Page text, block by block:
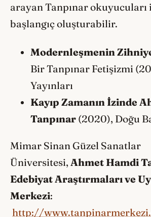
arayan Tanpınar
başlangıç oluşturabilir.
Modernleşmenin
Bir Tanpınar Fetişizmi
Yayınları
Kayıp Zamanın İzinde
Tanpınar (2020), Doğu
Mimar Sinan Güzel Sanatlar
Üniversitesi, Ahmet Hamdi
Edebiyat Araştırmaları ve
Merkezi:
http://